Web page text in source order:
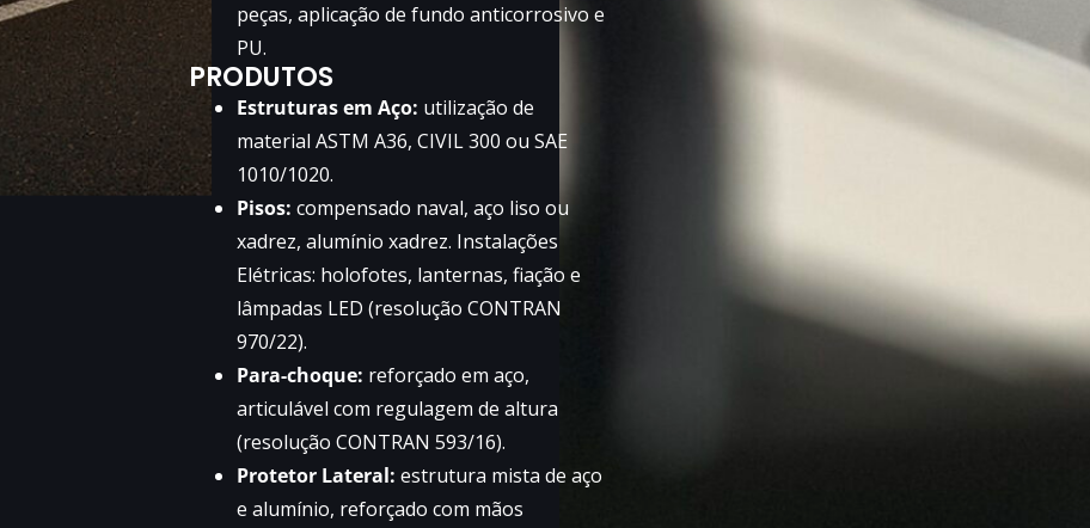
peças, aplicação de fundo anticorrosivo e
PU.
PRODUTOS
Estruturas em Aço: utilização de
material ASTM A36, CIVIL 300 ou SAE
1010/1020.
Pisos: compensado naval, aço liso ou
xadrez, alumínio xadrez. Instalações
Elétricas: holofotes, lanternas, fiação e
lâmpadas LED (resolução CONTRAN
970/22).
Para-choque: reforçado em aço,
articulável com regulagem de altura
(resolução CONTRAN 593/16).
Protetor Lateral: estrutura mista de aço
e alumínio, reforçado com mãos